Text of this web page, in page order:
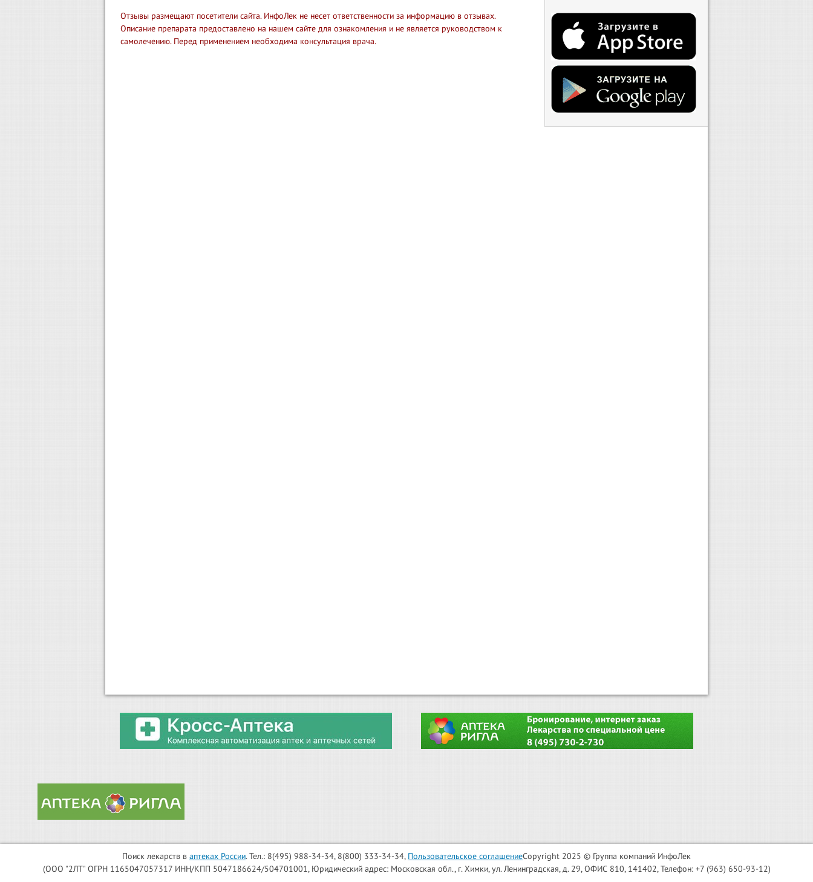
Отзывы размещают посетители сайта. ИнфоЛек не несет ответственности за информацию в отзывах.
Описание препарата предоставлено на нашем сайте для ознакомления и не является руководством к
самолечению. Перед применением необходима консультация врача.
Поиск лекарств в аптеках России. Тел.: 8(495) 988-34-34, 8(800) 333-34-34, Пользовательское соглашениеCopyright 2025 © Группа компаний ИнфоЛек
(ООО "2ЛТ" ОГРН 1165047057317 ИНН/КПП 5047186624/504701001, Юридический адрес: Московская обл., г. Химки, ул. Ленинградская, д. 29, ОФИС 810, 141402, Телефон: +7 (963) 650-93-12)